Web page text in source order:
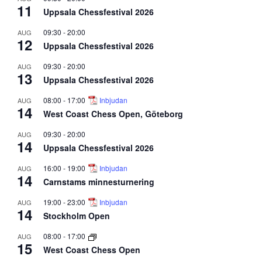
11 Uppsala Chessfestival 2026
AUG
12
09:30 -20:00
Uppsala Chessfestival 2026
AUG
13
09:30 -20:00
Uppsala Chessfestival 2026
AUG
14
08:00 - 17:00 Inbjudan
West Coast Chess Open, Göteborg
AUG
14
09:30 -20:00
Uppsala Chessfestival 2026
AUG
14
16:00 - 19:00 Inbjudan
Carnstams minnesturnering
AUG
14
19:00 -23:00 Inbjudan
Stockholm Open
AUG
15
08:00 - 17:00
West Coast Chess Open